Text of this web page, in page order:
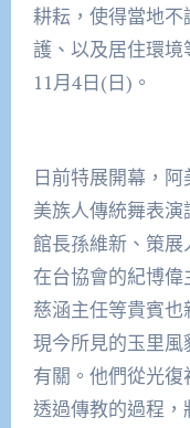
耕耘，使得當地
護、以及居住環
11月4日(日)。
日前特展開幕，
美族人傳統舞表
館長孫維新、策
在台協會的紀博
慈涵主任等貴賓也
現今所見的玉里
有關。他們從光復
透過傳教的過程